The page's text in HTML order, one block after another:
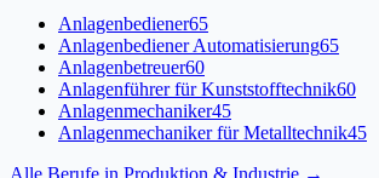
Anlagenbediener65
Anlagenbediener Automatisierung65
Anlagenbetreuer60
Anlagenführer für Kunststofftechnik60
Anlagenmechaniker45
Anlagenmechaniker für Metalltechnik45
Alle Berufe in Produktion & Industrie →